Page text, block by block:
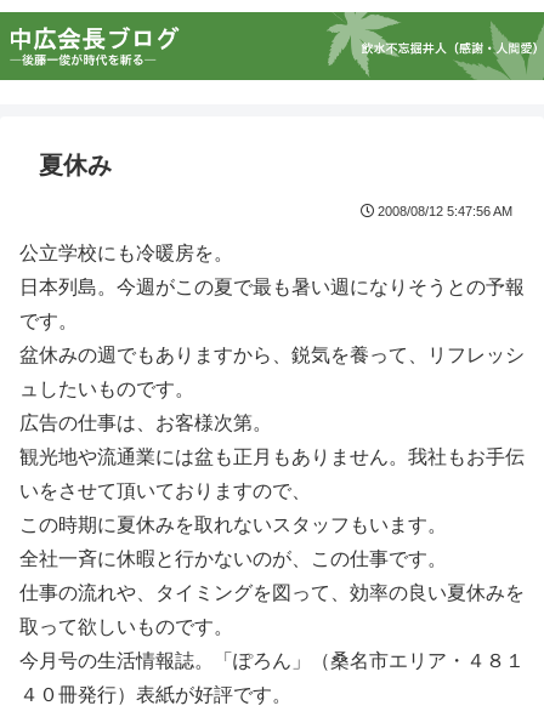
夏休み
2008/08/12 5:47:56 AM
公立学校にも冷暖房を。
日本列島。今週がこの夏で最も暑い週になりそうとの予報
です。
盆休みの週でもありますから、鋭気を養って、リフレッシ
ュしたいものです。
広告の仕事は、お客様次第。
観光地や流通業には盆も正月もありません。我社もお手伝
いをさせて頂いておりますので、
この時期に夏休みを取れないスタッフもいます。
全社一斉に休暇と行かないのが、この仕事です。
仕事の流れや、タイミングを図って、効率の良い夏休みを
取って欲しいものです。
今月号の生活情報誌。「ぽろん」（桑名市エリア・４８１
４０冊発行）表紙が好評です。